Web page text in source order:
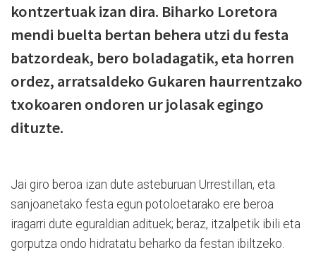
kontzertuak izan dira. Biharko Loretora
mendi buelta bertan behera utzi du festa
batzordeak, bero boladagatik, eta horren
ordez, arratsaldeko Gukaren haurrentzako
txokoaren ondoren ur jolasak egingo
dituzte.
Jai giro beroa izan dute asteburuan Urrestillan, eta
sanjoanetako festa egun potoloetarako ere beroa
iragarri dute eguraldian adituek; beraz, itzalpetik ibili eta
gorputza ondo hidratatu beharko da festan ibiltzeko.